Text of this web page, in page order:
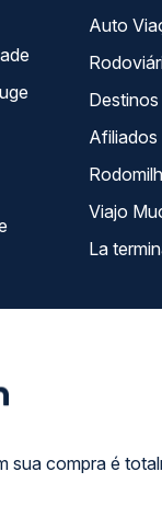
sua compra é
Auto
Destinos
Afiliados
Viajo